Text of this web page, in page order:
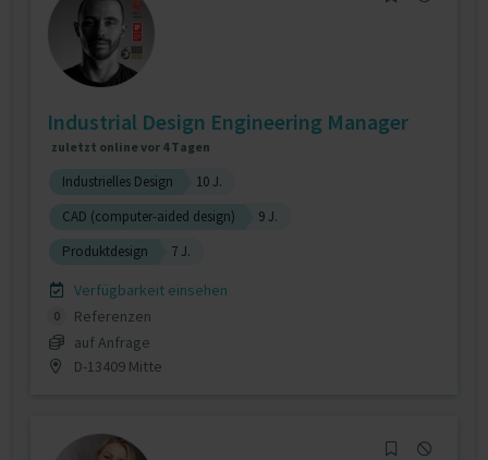
Industrial Design Engineering Manager
zuletzt online vor 4 Tagen
Industrielles Design
10 J.
CAD (computer-aided design)
9 J.
Produktdesign
7 J.
Verfügbarkeit einsehen
0
Referenzen
auf Anfrage
D-13409 Mitte